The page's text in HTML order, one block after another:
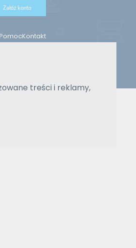
treści i reklamy,
Załóż konto
PomocKontakt